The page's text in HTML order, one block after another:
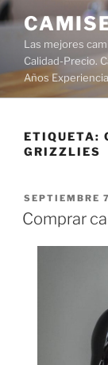
Saltar
al
contenido
Las mejores
Calidad-Precio.
Años
ETIQUETA:
GRIZZLIES
PUBLICADO
EL
SEPTIEMBRE
Comprar